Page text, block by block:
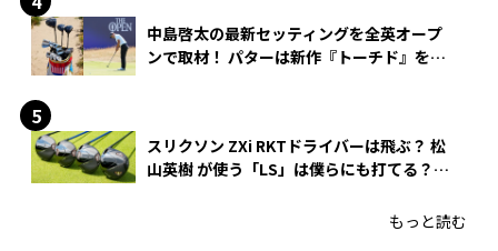
中島啓太の最新セッティングを全英オープ
ンで取材！ パターは新作『トーチド』を投
スリクソン ZXi RKTドライバーは飛ぶ？ 松
山英樹 が使う「LS」は僕らにも打てる？
もっと読む